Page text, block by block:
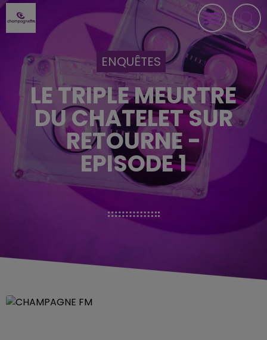
ENQUÊTES
LE TRIPLE MEURTRE
DU CHATELET SUR
RETOURNE -
EPISODE 1